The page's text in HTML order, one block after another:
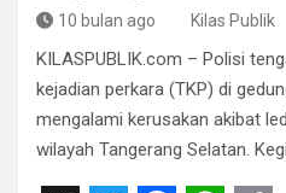
10 bulan ago Kilas Publik
KILASPUBLIK.com – Polisi
kejadian perkara (TKP) di
mengalami kerusakan akibat
wilayah Tangerang Selatan.